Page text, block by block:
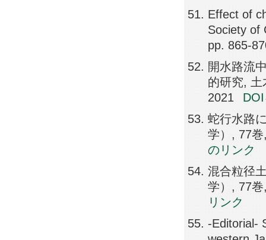
Effect of
Society of
pp. 865-
開水路流
的研究,
2021
蛇行水路
学）, 77
のリンク
混合粒径
学）, 77
リンク
-Editorial-